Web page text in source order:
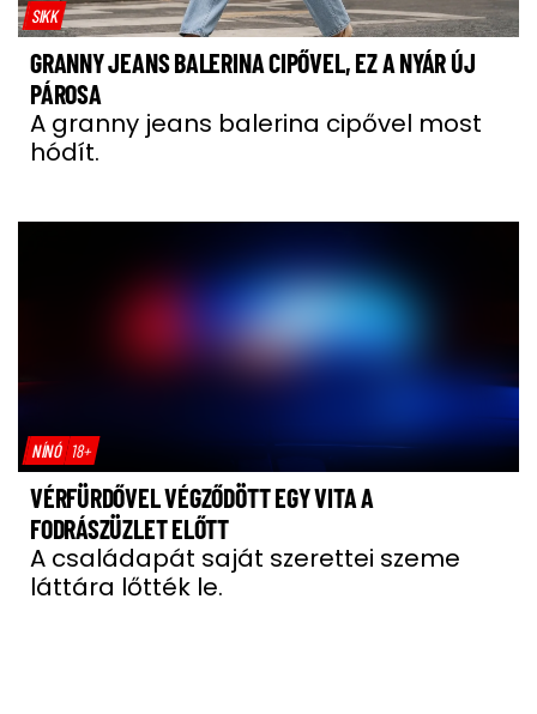
SIKK
GRANNY JEANS BALERINA CIPŐVEL, EZ A NYÁR ÚJ
PÁROSA
A granny jeans balerina cipővel most
hódít.
NÍNÓ 18+
VÉRFÜRDŐVEL VÉGZŐDÖTT EGY VITA A
FODRÁSZÜZLET ELŐTT
A családapát saját szerettei szeme
láttára lőtték le.